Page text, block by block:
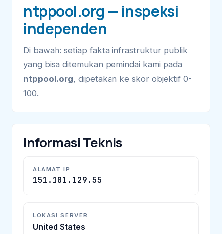
ntppool.org — inspeksi
independen
Di bawah: setiap fakta infrastruktur publik
yang bisa ditemukan pemindai kami pada
ntppool.org, dipetakan ke skor objektif 0-
100.
Informasi Teknis
ALAMAT IP
151.101.129.55
LOKASI SERVER
United States